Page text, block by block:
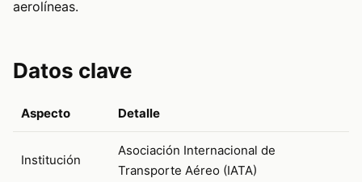
aerolíneas.
Datos clave
Aspecto Detalle
Institución
Asociación Internacional de
Transporte Aéreo (IATA)